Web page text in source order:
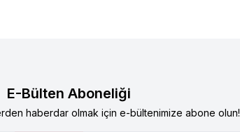
E-Bülten Aboneliği
haberdar olmak için e-bültenimize abone olun!